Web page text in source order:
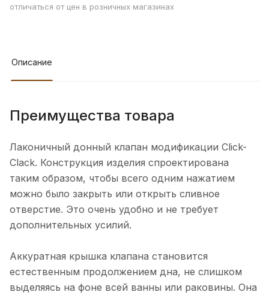
отличаться от цен в розничных магазинах
Описание
Преимущества товара
Лаконичный донный клапан модификации Click-
Clack. Конструкция изделия спроектирована
таким образом, чтобы всего одним нажатием
можно было закрыть или открыть сливное
отверстие. Это очень удобно и не требует
дополнительных усилий.
Аккуратная крышка клапана становится
естественным продолжением дна, не слишком
выделяясь на фоне всей ванны или раковины. Она